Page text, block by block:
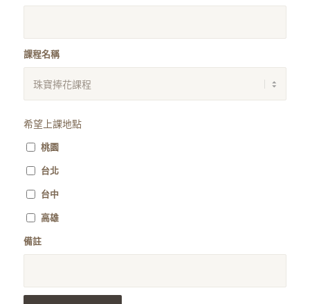
課程名稱
希望上課地點
桃園
台北
台中
高雄
備註